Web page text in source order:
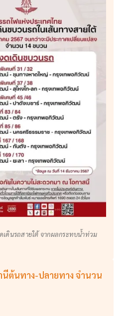
เดินรถสายใต้ จากผลกระทบน้ำท่วม
นีต้นทาง-ปลายทาง จำนวน